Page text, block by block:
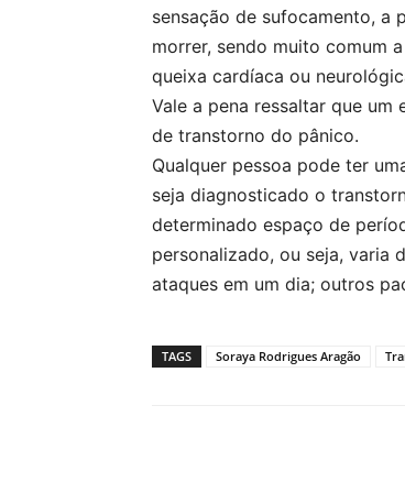
sensação de sufocamento, a
morrer, sendo muito comum
queixa cardíaca ou
Vale a pena ressaltar que
de transtorno do pânico.
Qualquer pessoa pode ter
seja diagnosticado o
determinado espaço de
personalizado, ou seja, varia
ataques em um dia; outros
TAGS Soraya Rodrigues Aragão